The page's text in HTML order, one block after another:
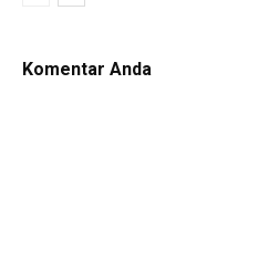
Komentar Anda